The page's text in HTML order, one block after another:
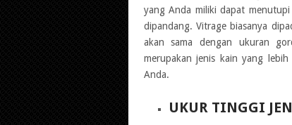
yang Anda miliki dapat
dipandang. Vitrage biasanya
akan sama dengan ukuran
merupakan jenis kain yang
Anda.
UKUR TINGGI